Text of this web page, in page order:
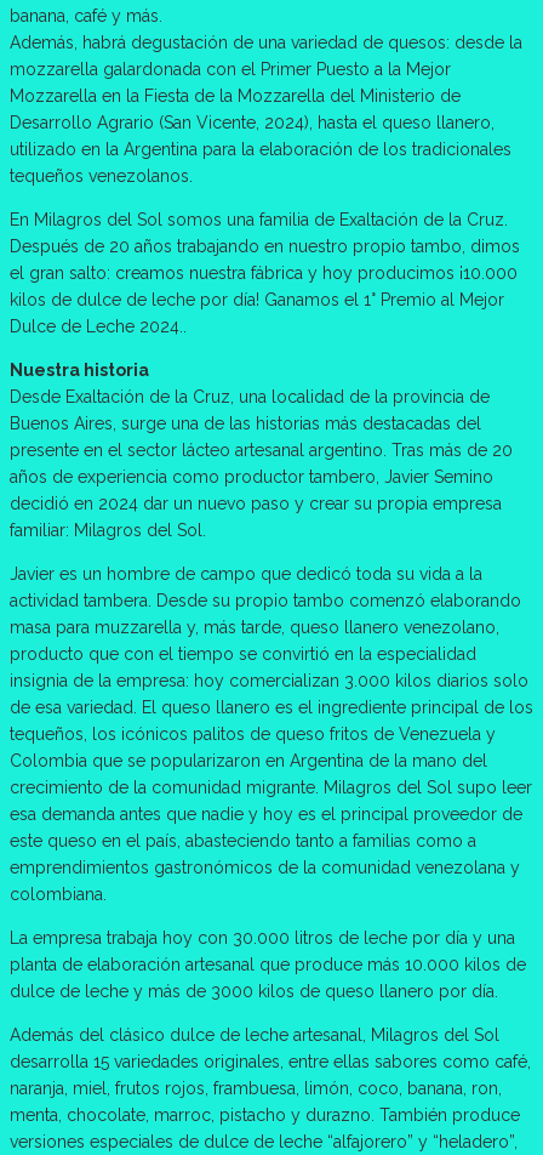
banana, café y más.
Además, habrá degustación de una variedad de quesos: desde la
mozzarella galardonada con el Primer Puesto a la Mejor
Mozzarella en la Fiesta de la Mozzarella del Ministerio de
Desarrollo Agrario (San Vicente, 2024), hasta el queso llanero,
utilizado en la Argentina para la elaboración de los tradicionales
tequeños venezolanos.
En Milagros del Sol somos una familia de Exaltación de la Cruz.
Después de 20 años trabajando en nuestro propio tambo, dimos
el gran salto: creamos nuestra fábrica y hoy producimos ¡10.000
kilos de dulce de leche por día! Ganamos el 1° Premio al Mejor
Dulce de Leche 2024..
Nuestra historia
Desde Exaltación de la Cruz, una localidad de la provincia de
Buenos Aires, surge una de las historias más destacadas del
presente en el sector lácteo artesanal argentino. Tras más de 20
años de experiencia como productor tambero, Javier Semino
decidió en 2024 dar un nuevo paso y crear su propia empresa
familiar: Milagros del Sol.
Javier es un hombre de campo que dedicó toda su vida a la
actividad tambera. Desde su propio tambo comenzó elaborando
masa para muzzarella y, más tarde, queso llanero venezolano,
producto que con el tiempo se convirtió en la especialidad
insignia de la empresa: hoy comercializan 3.000 kilos diarios solo
de esa variedad. El queso llanero es el ingrediente principal de los
tequeños, los icónicos palitos de queso fritos de Venezuela y
Colombia que se popularizaron en Argentina de la mano del
crecimiento de la comunidad migrante. Milagros del Sol supo leer
esa demanda antes que nadie y hoy es el principal proveedor de
este queso en el país, abasteciendo tanto a familias como a
emprendimientos gastronómicos de la comunidad venezolana y
colombiana.
La empresa trabaja hoy con 30.000 litros de leche por día y una
planta de elaboración artesanal que produce más 10.000 kilos de
dulce de leche y más de 3000 kilos de queso llanero por día.
Además del clásico dulce de leche artesanal, Milagros del Sol
desarrolla 15 variedades originales, entre ellas sabores como café,
naranja, miel, frutos rojos, frambuesa, limón, coco, banana, ron,
menta, chocolate, marroc, pistacho y durazno. También produce
versiones especiales de dulce de leche “alfajorero” y “heladero”,